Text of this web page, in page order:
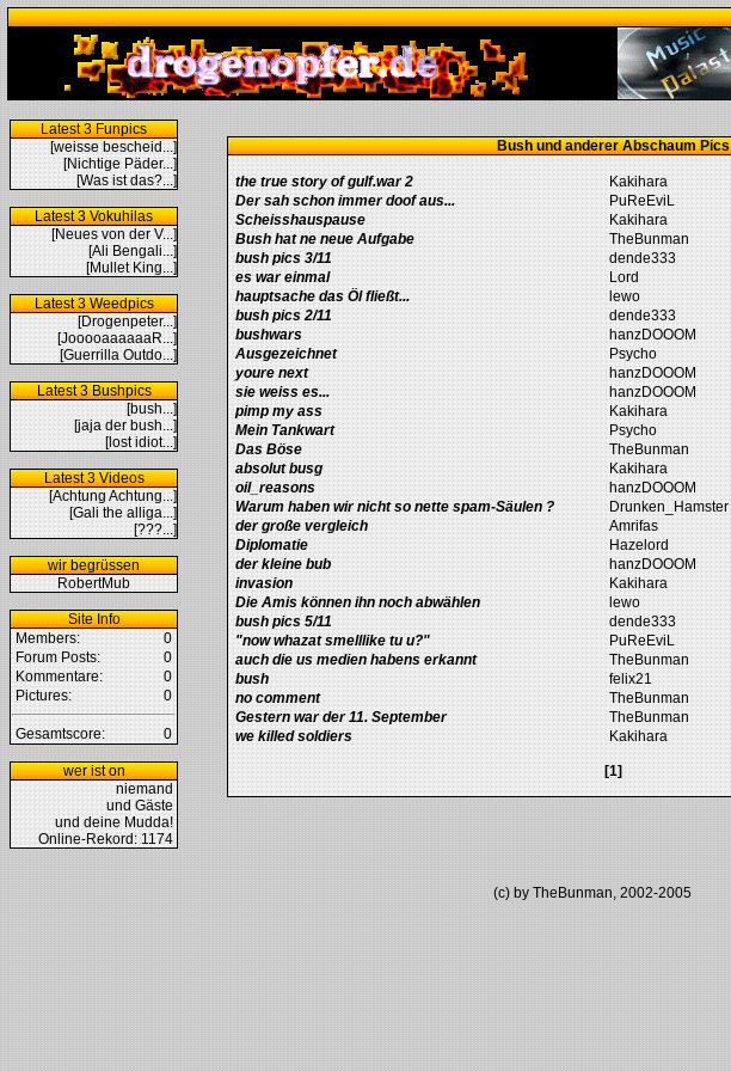
Latest 3 Funpics
[weisse bescheid...]
[Nichtige Päder...]
[Was ist das?...]
Latest 3 Vokuhilas
[Neues von der V...]
[Ali Bengali...]
[Mullet King...]
Latest 3 Weedpics
[Drogenpeter...]
[JooooaaaaaaR...]
[Guerrilla Outdo...]
Latest 3 Bushpics
[bush...]
[jaja der bush...]
[lost idiot...]
Latest 3 Videos
[Achtung Achtung...]
[Gali the alliga...]
[???...]
wir begrüssen
RobertMub
Site Info
Members:
0
Forum Posts:
0
Kommentare:
0
Pictures:
0
Gesamtscore: 0
wer ist on
niemand
und Gäste
und deine Mudda!
Online-Rekord: 1174
Bush und anderer Abschaum Pics
the true story of gulf.war 2 Kakihara
Der sah schon immer doof aus...
PuReEviL
Scheisshauspause
Kakihara
Bush hat ne neue Aufgabe
TheBunman
bush pics 3/11
dende333
es war einmal
Lord
hauptsache das Öl fließt...
lewo
bush pics 2/11
dende333
bushwars
hanzDOOOM
Ausgezeichnet
Psycho
youre next
hanzDOOOM
sie weiss es...
hanzDOOOM
pimp my ass
Kakihara
Mein Tankwart
Psycho
Das Böse
TheBunman
absolut busg
Kakihara
oil_reasons
hanzDOOOM
Warum haben wir nicht so nette spam-Säulen ?
Drunken_Hamster
der große vergleich
Amrifas
Diplomatie
Hazelord
der kleine bub
hanzDOOOM
invasion
Kakihara
Die Amis können ihn noch abwählen
lewo
bush pics 5/11
dende333
"now whazat smelllike tu u?"
PuReEviL
auch die us medien habens erkannt
TheBunman
bush
felix21
no comment
TheBunman
Gestern war der 11. September
TheBunman
we killed soldiers
Kakihara
[1]
(c) by TheBunman, 2002-2005